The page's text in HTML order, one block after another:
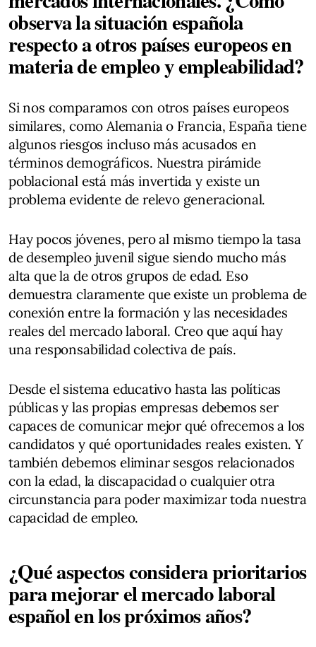
observa la situación española
respecto a otros países europeos en
materia de empleo y empleabilidad?
Si nos comparamos con otros países europeos
similares, como Alemania o Francia, España tiene
algunos riesgos incluso más acusados en
términos demográficos. Nuestra pirámide
poblacional está más invertida y existe un
problema evidente de relevo generacional.
Hay pocos jóvenes, pero al mismo tiempo la tasa
de desempleo juvenil sigue siendo mucho más
alta que la de otros grupos de edad. Eso
demuestra claramente que existe un problema de
conexión entre la formación y las necesidades
reales del mercado laboral. Creo que aquí hay
una responsabilidad colectiva de país.
Desde el sistema educativo hasta las políticas
públicas y las propias empresas debemos ser
capaces de comunicar mejor qué ofrecemos a los
candidatos y qué oportunidades reales existen. Y
también debemos eliminar sesgos relacionados
con la edad, la discapacidad o cualquier otra
circunstancia para poder maximizar toda nuestra
capacidad de empleo.
¿Qué aspectos considera prioritarios
para mejorar el mercado laboral
español en los próximos años?